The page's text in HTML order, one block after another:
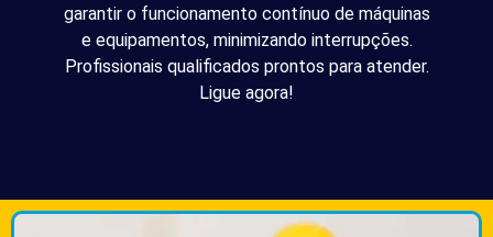
garantir o funcionamento contínuo de máquinas
e equipamentos, minimizando interrupções.
Profissionais qualificados prontos para atender.
Ligue agora!